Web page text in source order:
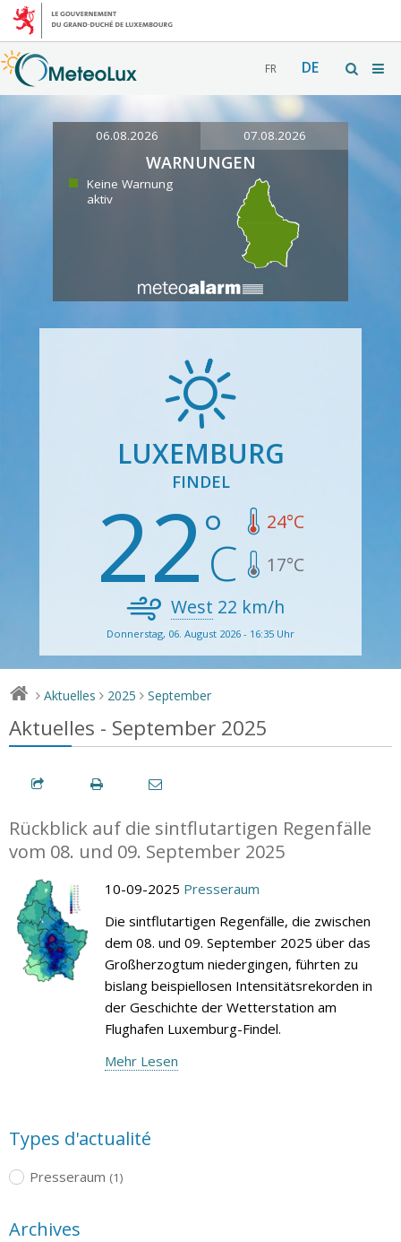
FR DE
06.08.2026 07.08.2026
WARNUNGEN
Keine Warnung
aktiv
LUXEMBURG
FINDEL
22 24°C
17°C
West 22 km/h
Donnerstag, 06. August 2026 - 16:35 Uhr
> Aktuelles > 2025 > September
Aktuelles - September 2025
Rückblick auf die sintflutartigen Regenfälle
vom 08. und 09. September 2025
10-09-2025 Presseraum
Die sintflutartigen Regenfälle, die zwischen
dem 08. und 09. September 2025 über das
Großherzogtum niedergingen, führten zu
bislang beispiellosen Intensitätsrekorden in
der Geschichte der Wetterstation am
Flughafen Luxemburg-Findel.
Mehr Lesen
Types d'actualité
Presseraum (1)
Archives